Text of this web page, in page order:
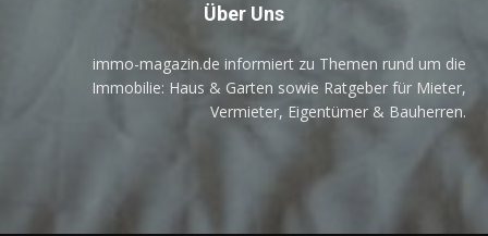
Über Uns
immo-magazin.de informiert zu Themen rund um die
Immobilie: Haus & Garten sowie Ratgeber für Mieter,
Vermieter, Eigentümer & Bauherren.